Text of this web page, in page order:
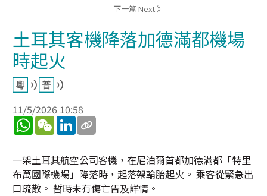
下一篇 Next 》
土耳其客機降落加德滿都機場
時起火
11/5/2026 10:58
WhatsApp
WeChatLinkedIn
一架土耳其航空公司客機，在尼泊爾首都加德滿都「特里
布萬國際機場」降落時，起落架輪胎起火。 乘客從緊急出
口疏散。 暫時未有傷亡告及詳情。